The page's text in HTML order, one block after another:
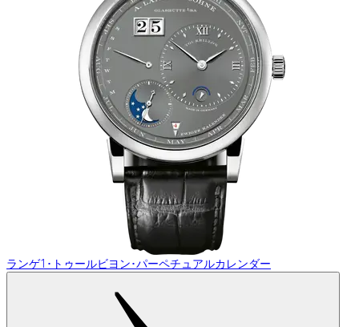
ランゲ1･トゥールビヨン･パーペチュアルカレンダー